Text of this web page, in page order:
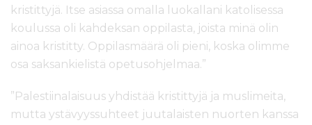
kristittyjä. Itse asiassa omalla luokallani katolisessa
koulussa oli kahdeksan oppilasta, joista minä olin
ainoa kristitty. Oppilasmäärä oli pieni, koska olimme
osa saksankielistä opetusohjelmaa.”
”Palestiinalaisuus yhdistää kristittyjä ja muslimeita,
mutta ystävyyssuhteet juutalaisten nuorten kanssa